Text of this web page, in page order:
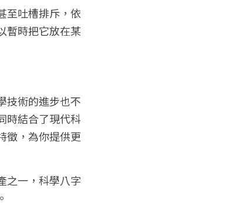
至吐槽排斥，依
暫時把它放在某
技術的進步也不
時結合了現代科
徵，為你提供更
之一，科學八字